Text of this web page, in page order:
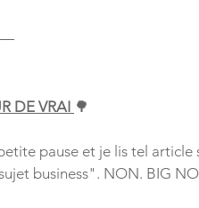
DE VRAI 🌳
pause et je lis tel article
business". NON. BIG